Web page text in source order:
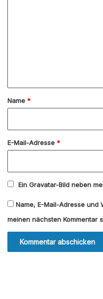
a
Name *
E-Mail-Adresse *
Ein Gravatar-Bild neben
Name, E-Mail-Adresse und
meinen nächsten Kommentar